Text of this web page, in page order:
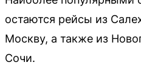
остаются рейсы из
Москву, а также из
Сочи.